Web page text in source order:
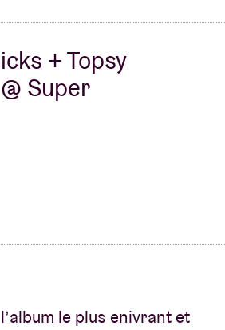
+ Topsy
Super
le plus enivrant et